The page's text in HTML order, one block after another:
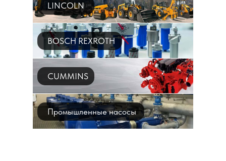
LINCOLN
BOSCH REXROTH
CUMMINS
Промышленные насосы